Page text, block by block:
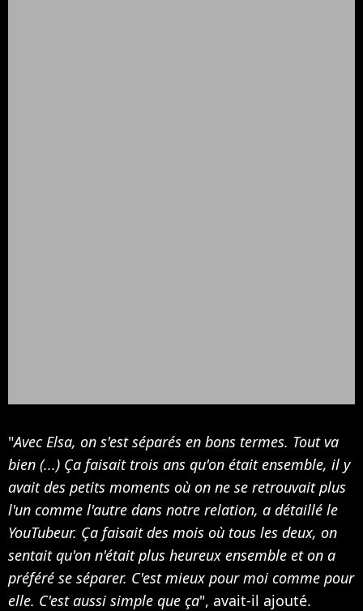
"Avec Elsa, on s'est séparés en bons termes. Tout va
bien (...) Ça faisait trois ans qu'on était ensemble, il y
avait des petits moments où on ne se retrouvait plus
l'un comme l'autre dans notre relation, a détaillé le
YouTubeur. Ça faisait des mois où tous les deux, on
sentait qu'on n'était plus heureux ensemble et on a
préféré se séparer. C'est mieux pour moi comme pour
elle. C'est aussi simple que ça", avait-il ajouté.